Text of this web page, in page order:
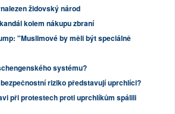
židovský národ
kolem nákupu zbraní
"Muslimové by měli být speciálně
systému?
riziko představují uprchlíci?
při protestech proti uprchlíkům spálili